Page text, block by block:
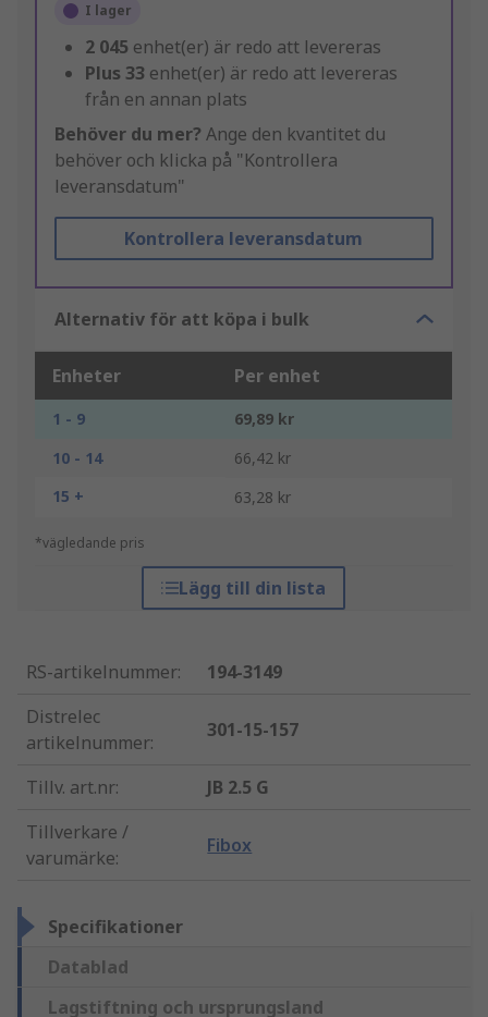
I lager
2 045 enhet(er) är redo att levereras
Plus 33 enhet(er) är redo att levereras
från en annan plats
Behöver du mer? Ange den kvantitet du
behöver och klicka på "Kontrollera
leveransdatum"
Kontrollera leveransdatum
Alternativ för att köpa i bulk
Enheter Per enhet
1 - 9
69,89 kr
10 - 14
66,42 kr
15 +
63,28 kr
*vägledande pris
Lägg till din lista
RS-artikelnummer:
194-3149
Distrelec
artikelnummer:
301-15-157
Tillv. art.nr:
JB 2.5 G
Tillverkare /
varumärke:
Fibox
Specifikationer
Datablad
Lagstiftning och ursprungsland